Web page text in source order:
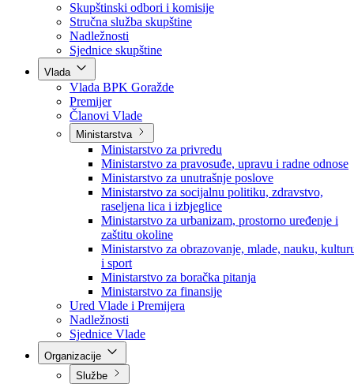
Poslanici po strankama
Poslanici po klubovima naroda
Kolegij skupštine
Skupštinski odbori i komisije
Stručna služba skupštine
Nadležnosti
Sjednice skupštine
Vlada
Vlada BPK Goražde
Premijer
Članovi Vlade
Ministarstva
Ministarstvo za privredu
Ministarstvo za pravosuđe, upravu i radne odnose
Ministarstvo za unutrašnje poslove
Ministarstvo za socijalnu politiku, zdravstvo,
raseljena lica i izbjeglice
Ministarstvo za urbanizam, prostorno uređenje i
zaštitu okoline
Ministarstvo za obrazovanje, mlade, nauku,
i sport
Ministarstvo za boračka pitanja
Ministarstvo za finansije
Ured Vlade i Premijera
Nadležnosti
Sjednice Vlade